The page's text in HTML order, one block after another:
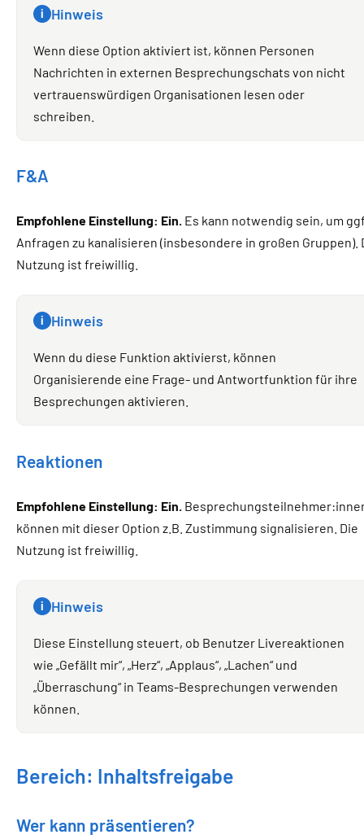
i Hinweis
Wenn diese Option aktiviert ist, können Personen
Nachrichten in externen Besprechungschats von nicht
vertrauenswürdigen Organisationen lesen oder
schreiben.
F&A
Empfohlene Einstellung: Ein. Es kann notwendig sein, um
Anfragen zu kanalisieren (insbesondere in großen Gruppen).
Nutzung ist freiwillig.
i Hinweis
Wenn du diese Funktion aktivierst, können
Organisierende eine Frage- und Antwortfunktion für ihre
Besprechungen aktivieren.
Reaktionen
Empfohlene Einstellung: Ein.
können mit dieser Option z.B. Zustimmung signalisieren. Die
Nutzung ist freiwillig.
i Hinweis
Diese Einstellung steuert, ob Benutzer Livereaktionen
wie „Gefällt mir“, „Herz“, „Applaus“, „Lachen“ und
„Überraschung“ in Teams-Besprechungen verwenden
können.
Bereich: Inhaltsfreigabe
Wer kann präsentieren?